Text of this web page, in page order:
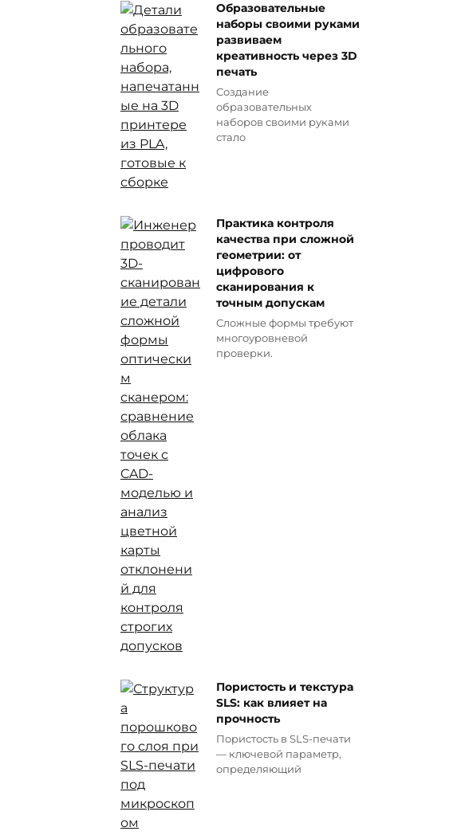
Образовательные
наборы своими руками
развиваем
креативность через 3D
печать
Создание
образовательных
наборов своими руками
стало
Практика контроля
качества при сложной
геометрии: от
цифрового
сканирования к
точным допускам
Сложные формы требуют
многоуровневой
проверки.
Пористость и текстура
SLS: как влияет на
прочность
Пористость в SLS-печати
— ключевой параметр,
определяющий